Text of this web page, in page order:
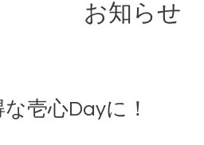
お知らせ
壱心Dayに！